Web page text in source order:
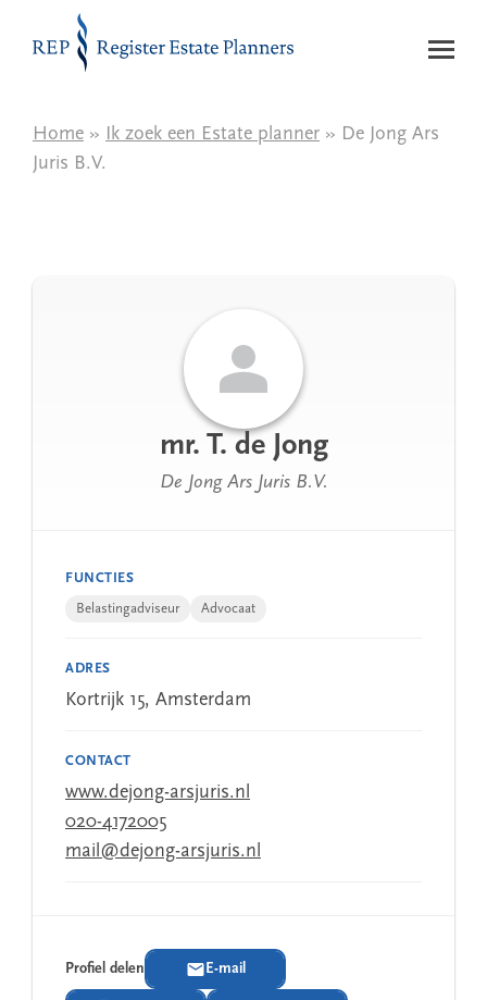
Naar de inhoud
Home » Ik zoek een Estate planner » De Jong Ars
Juris B.V.
mr. T. de Jong
De Jong Ars Juris B.V.
FUNCTIES
Belastingadviseur Advocaat
ADRES
Kortrijk 15, Amsterdam
CONTACT
www.dejong-arsjuris.nl
020-4172005
mail@dejong-arsjuris.nl
Profiel delen E-mail